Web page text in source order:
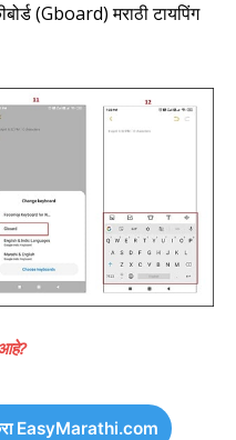
(Gboard) मराठी टायपिंग
EasyMarathi.com